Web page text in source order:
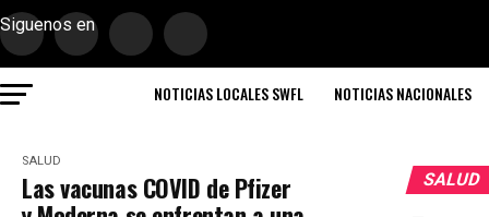
Siguenos en
NOTICIAS LOCALES SWFL NOTICIAS NACIONALES
SALUD
Las vacunas COVID de Pfizer SALUD